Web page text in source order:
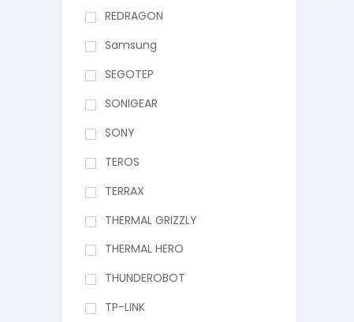
REDRAGON
Samsung
SEGOTEP
SONIGEAR
SONY
TEROS
TERRAX
THERMAL GRIZZLY
THERMAL HERO
THUNDEROBOT
TP-LINK